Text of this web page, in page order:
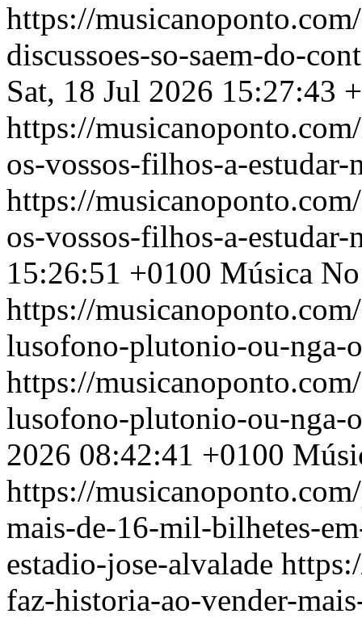
https://
discussoes-so-saem-do-
Sat, 18 Jul 2026 15:27:43
https://
os-vossos-filhos-a-estudar-
https://
os-vossos-filhos-a-estudar-
15:26:51 +0100 Música
https://
lusofono-plutonio-ou-nga-
https://
lusofono-plutonio-ou-nga-
2026 08:42:41 +0100
https://
mais-de-16-mil-bilhetes-
estadio-jose-alvalade
faz-historia-ao-vender-